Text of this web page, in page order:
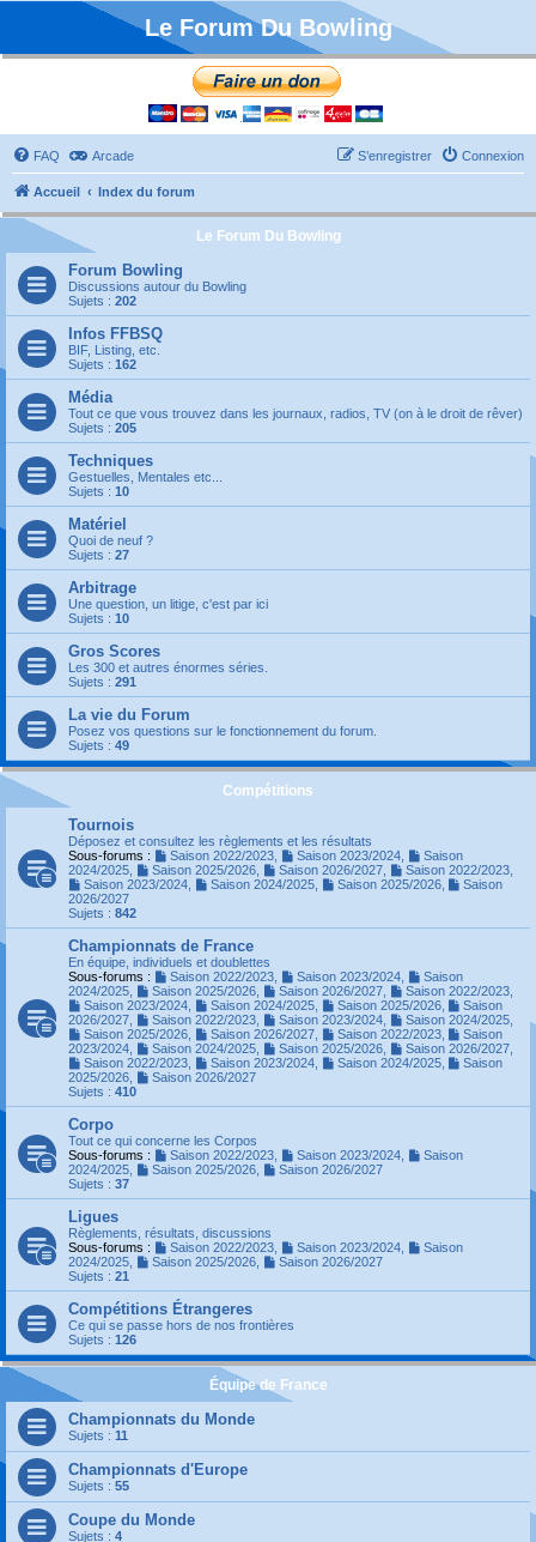
Le Forum Du Bowling
FAQ Arcade Connexion
S’enregistrer
Accueil Index du forum
Le Forum Du Bowling
Forum Bowling
Discussions autour du Bowling
Sujets : 202
Infos FFBSQ
BIF, Listing, etc.
Sujets : 162
Média
Tout ce que vous trouvez dans les journaux, radios, TV (on à le droit de rêver)
Sujets : 205
Techniques
Gestuelles, Mentales etc...
Sujets : 10
Matériel
Quoi de neuf ?
Sujets : 27
Arbitrage
Une question, un litige, c'est par ici
Sujets : 10
Gros Scores
Les 300 et autres énormes séries.
Sujets : 291
La vie du Forum
Posez vos questions sur le fonctionnement du forum.
Sujets : 49
Compétitions
Tournois
Déposez et consultez les règlements et les résultats
Sous-forums :
Saison 2022/2023, Saison 2023/2024,
Saison
2024/2025
Saison 2025/2026, Saison 2026/2027, Saison 2022/2023,
Saison 2023/2024, Saison 2024/2025, Saison 2025/2026,
Saison
2026/2027
Sujets : 842
Championnats de France
En équipe, individuels et doublettes
Sous-forums :
Saison 2022/2023, Saison 2023/2024,
Saison
2024/2025
Saison 2025/2026, Saison 2026/2027, Saison 2022/2023,
Saison 2023/2024, Saison 2024/2025, Saison 2025/2026,
Saison
2026/2027
Saison 2022/2023, Saison 2023/2024, Saison 2024/2025,
Saison 2025/2026, Saison 2026/2027, Saison 2022/2023,
Saison
2023/2024
Saison 2024/2025, Saison 2025/2026, Saison 2026/2027,
Saison 2022/2023, Saison 2023/2024, Saison 2024/2025,
Saison
2025/2026
Saison 2026/2027
Sujets : 410
Corpo
Tout ce qui concerne les Corpos
Sous-forums :
Saison 2022/2023, Saison 2023/2024,
Saison
2024/2025
Saison 2025/2026,
Saison 2026/2027
Sujets : 37
Ligues
Règlements, résultats, discussions
Sous-forums :
Saison 2022/2023, Saison 2023/2024,
Saison
2024/2025
Saison 2025/2026,
Saison 2026/2027
Sujets : 21
Compétitions Étrangeres
Ce qui se passe hors de nos frontières
Sujets : 126
Équipe de France
Championnats du Monde
Sujets : 11
Championnats d'Europe
Sujets : 55
Coupe du Monde
Sujets : 4